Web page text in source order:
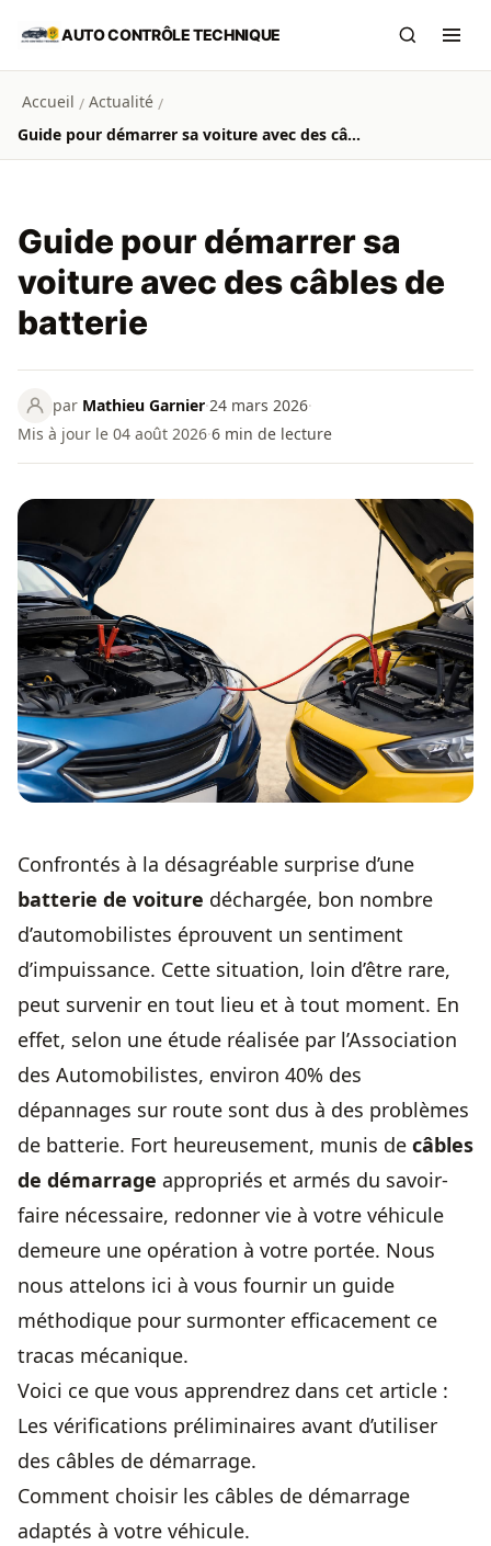
Aller au contenu principal
AUTO CONTRÔLE TECHNIQUE
Accueil / Actualité /
Guide pour démarrer sa voiture avec des câbles de batterie
Guide pour démarrer sa
voiture avec des câbles de
batterie
par Mathieu Garnier·24 mars 2026·
Mis à jour le 04 août 2026·6 min de lecture
Confrontés à la désagréable surprise d’une
batterie de voiture déchargée, bon nombre
d’automobilistes éprouvent un sentiment
d’impuissance. Cette situation, loin d’être rare,
peut survenir en tout lieu et à tout moment. En
effet, selon une étude réalisée par l’Association
des Automobilistes, environ 40% des
dépannages sur route sont dus à des problèmes
de batterie. Fort heureusement, munis de câbles
de démarrage appropriés et armés du savoir-
faire nécessaire, redonner vie à votre véhicule
demeure une opération à votre portée. Nous
nous attelons ici à vous fournir un guide
méthodique pour surmonter efficacement ce
tracas mécanique.
Voici ce que vous apprendrez dans cet article :
Les vérifications préliminaires avant d’utiliser
des câbles de démarrage.
Comment choisir les câbles de démarrage
adaptés à votre véhicule.